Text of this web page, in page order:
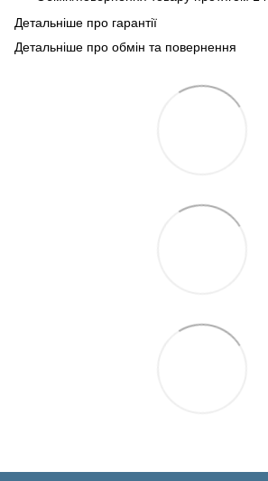
Детальніше про гарантії
Детальніше про обмін та повернення